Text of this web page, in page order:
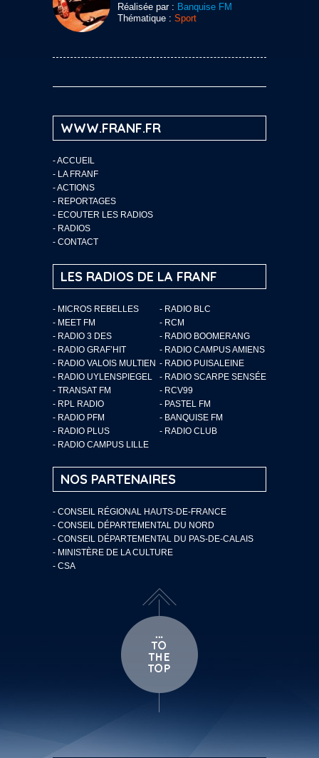
Réalisée par : Banquise FM
Thématique : Sport
WWW.FRANF.FR
-ACCUEIL
- LA FRANF
-ACTIONS
- REPORTAGES
- ECOUTER LES RADIOS
- RADIOS
- CONTACT
LES RADIOS DE LA FRANF
- MICROS REBELLES
- RADIO BLC
- MEET FM
- RCM
- RADIO 3 DES
- RADIO BOOMERANG
- RADIO GRAF’HIT
- RADIO CAMPUS AMIENS
- RADIO VALOIS MULTIEN - RADIO PUISALEINE
- RADIO UYLENSPIEGEL
- RADIO SCARPE SENSÉE
- TRANSAT FM
- RCV99
- RPL RADIO
- PASTEL FM
- RADIO PFM
- BANQUISE FM
- RADIO PLUS
- RADIO CLUB
- RADIO CAMPUS LILLE
NOS PARTENAIRES
- CONSEIL RÉGIONAL HAUTS-DE-FRANCE
- CONSEIL DÉPARTEMENTAL DU NORD
- CONSEIL DÉPARTEMENTAL DU PAS-DE-CALAIS
- MINISTÈRE DE LA CULTURE
- CSA